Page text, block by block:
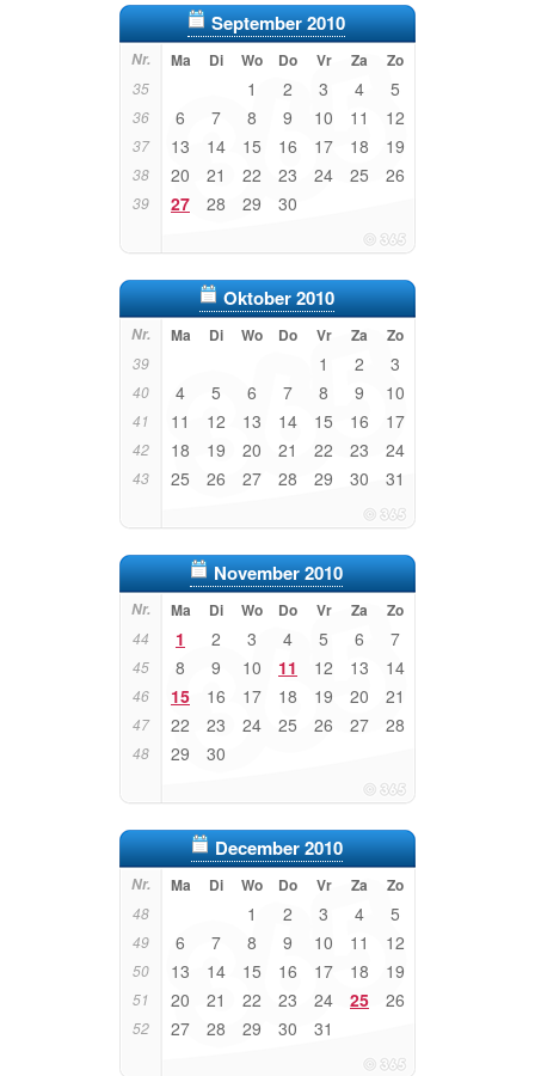
September 2010
Nr. Ma Di Wo Do Vr Za Zo
35 1 2 3 4 5
36 6 7 8 9 10 11 12
37 13 14 15 16 17 18 19
38 20 21 22 23 24 25 26
39 27 28 29 30
Oktober 2010
Nr. Ma Di Wo Do Vr Za Zo
39 1 2 3
40 4 5 6 7 8 9 10
41 11 12 13 14 15 16 17
42 18 19 20 21 22 23 24
43 25 26 27 28 29 30 31
November 2010
Nr. Ma Di Wo Do Vr Za Zo
44 1 2 3 4 5 6 7
45 8 9 10 11 12 13 14
46 15 16 17 18 19 20 21
47 22 23 24 25 26 27 28
48 29 30
December 2010
Nr. Ma Di Wo Do Vr Za Zo
48 1 2 3 4 5
49 6 7 8 9 10 11 12
50 13 14 15 16 17 18 19
51 20 21 22 23 24 25 26
52 27 28 29 30 31